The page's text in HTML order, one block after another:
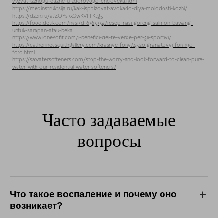
https://medinstruktsija.ru/kak-ispolzovat-avokado-dlya-molodosti-kozhi/
https://dzen.ru/a/ZOYs7xGwKVFFKtg5
https://food.detik.com/nasi/d-6363734/resep-nasi-goreng-salmon-bawang-
untuk-sarapan-atau-bekal
https://www.iobevofit.com/i-benefici-del-te-verde-per-gli-sportivi/
https://catherineasquithgallery.com/krasnye-fony/4520-granatovyj-fon-190-
foto.html
https://sawatersofteners.com/stop-the-worry-and-look-forward-to-clean-pure-
water-with-our-residential-water-softeners/
Часто задаваемые
вопросы
Что такое воспаление и почему оно
возникает?